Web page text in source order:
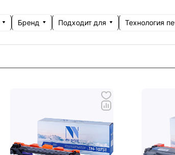
Бренд Подходит для Технология